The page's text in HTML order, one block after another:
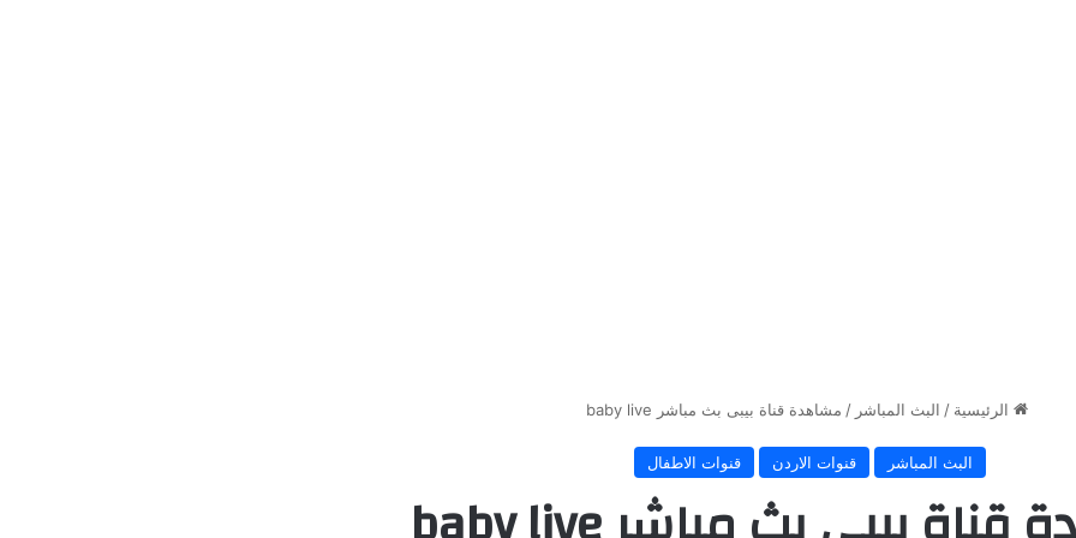
الرئيسية / البث المباشر / مشاهدة قناة بيبى بث مباشر baby live
البث المباشر قنوات الاردن قنوات الاطفال